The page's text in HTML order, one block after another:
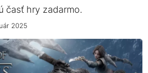
časť hry zadarmo.
2025